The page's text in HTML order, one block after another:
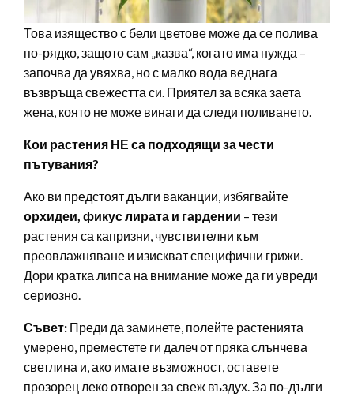
Това изящество с бели цветове може да се полива
по-рядко, защото сам „казва“, когато има нужда –
започва да увяхва, но с малко вода веднага
възвръща свежестта си. Приятел за всяка заета
жена, която не може винаги да следи поливането.
Кои растения НЕ са подходящи за чести
пътувания?
Ако ви предстоят дълги ваканции, избягвайте
орхидеи, фикус лирата и гардении – тези
растения са капризни, чувствителни към
преовлажняване и изискват специфични грижи.
Дори кратка липса на внимание може да ги увреди
сериозно.
Съвет: Преди да заминете, полейте растенията
умерено, преместете ги далеч от пряка слънчева
светлина и, ако имате възможност, оставете
прозорец леко отворен за свеж въздух. За по-дълги